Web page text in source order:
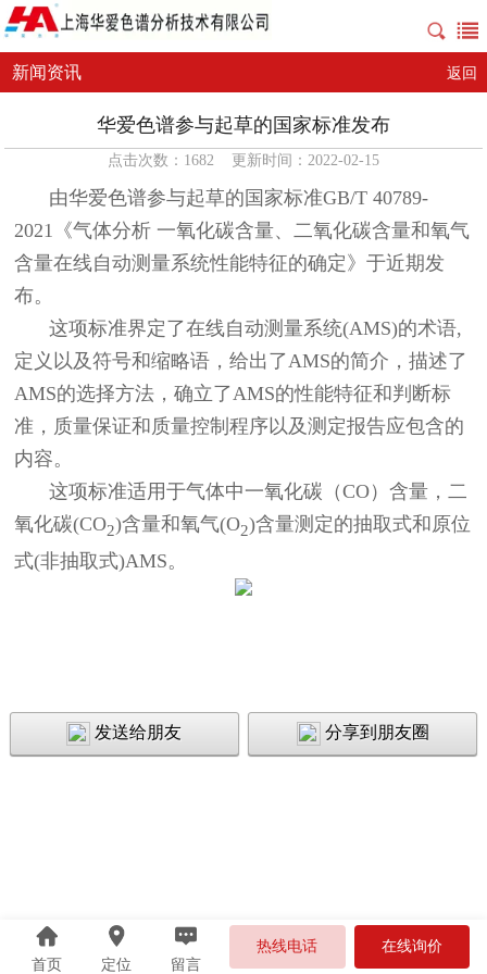
新闻资讯 返回
华爱色谱参与起草的国家标准发布
点击次数：1682 更新时间：2022-02-15
由华爱色谱参与起草的国家标准GB/T 40789-
2021《气体分析 一氧化碳含量、二氧化碳含量和氧气
含量在线自动测量系统性能特征的确定》于近期发
布。
这项标准界定了在线自动测量系统(AMS)的术语,
定义以及符号和缩略语，给出了AMS的简介，描述了
AMS的选择方法，确立了AMS的性能特征和判断标
准，质量保证和质量控制程序以及测定报告应包含的
内容。
这项标准适用于气体中一氧化碳（CO）含量，二
氧化碳(CO2)含量和氧气(O2)含量测定的抽取式和原位
式(非抽取式)AMS。
发送给朋友 分享到朋友圈
首页 定位 留言
热线电话 在线询价